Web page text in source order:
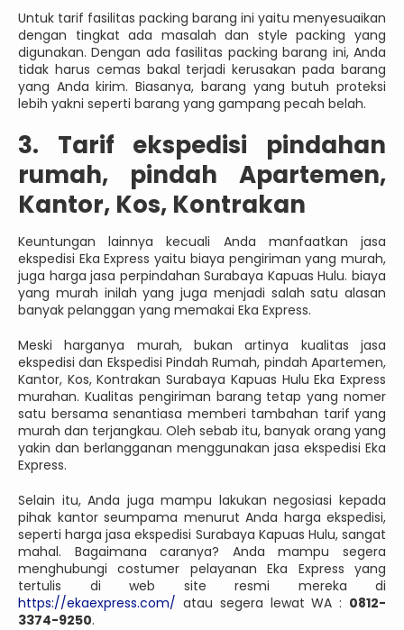
Untuk tarif fasilitas packing barang ini yaitu menyesuaikan
dengan tingkat ada masalah dan style packing yang
digunakan. Dengan ada fasilitas packing barang ini, Anda
tidak harus cemas bakal terjadi kerusakan pada barang
yang Anda kirim. Biasanya, barang yang butuh proteksi
lebih yakni seperti barang yang gampang pecah belah.
3. Tarif ekspedisi pindahan
rumah, pindah Apartemen,
Kantor, Kos, Kontrakan
Keuntungan lainnya kecuali Anda manfaatkan jasa
ekspedisi Eka Express yaitu biaya pengiriman yang murah,
juga harga jasa perpindahan Surabaya Kapuas Hulu. biaya
yang murah inilah yang juga menjadi salah satu alasan
banyak pelanggan yang memakai Eka Express.
Meski harganya murah, bukan artinya kualitas jasa
ekspedisi dan Ekspedisi Pindah Rumah, pindah Apartemen,
Kantor, Kos, Kontrakan Surabaya Kapuas Hulu Eka Express
murahan. Kualitas pengiriman barang tetap yang nomer
satu bersama senantiasa memberi tambahan tarif yang
murah dan terjangkau. Oleh sebab itu, banyak orang yang
yakin dan berlangganan menggunakan jasa ekspedisi Eka
Express.
Selain itu, Anda juga mampu lakukan negosiasi kepada
pihak kantor seumpama menurut Anda harga ekspedisi,
seperti harga jasa ekspedisi Surabaya Kapuas Hulu, sangat
mahal. Bagaimana caranya? Anda mampu segera
menghubungi costumer pelayanan Eka Express yang
tertulis di web site resmi mereka di
https://ekaexpress.com/ atau segera lewat WA : 0812-
3374-9250.